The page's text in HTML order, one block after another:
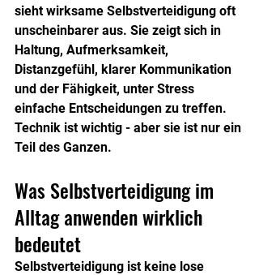
sieht wirksame Selbstverteidigung oft
unscheinbarer aus. Sie zeigt sich in
Haltung, Aufmerksamkeit,
Distanzgefühl, klarer Kommunikation
und der Fähigkeit, unter Stress
einfache Entscheidungen zu treffen.
Technik ist wichtig - aber sie ist nur ein
Teil des Ganzen.
Was Selbstverteidigung im
Alltag anwenden wirklich
bedeutet
Selbstverteidigung ist keine lose